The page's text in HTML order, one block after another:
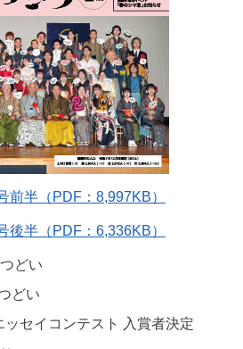
前半（PDF：8,997KB）
後半（PDF：6,336KB）
どい
どい
セイコンテスト 入賞者決定